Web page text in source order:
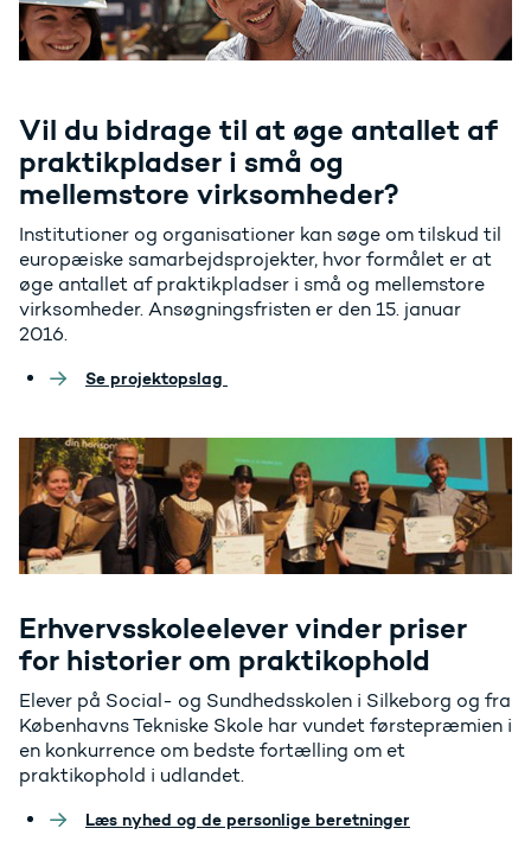
Vil du bidrage til at øge antallet af
praktikpladser i små og
mellemstore virksomheder?
Institutioner og organisationer kan søge om tilskud til
europæiske samarbejdsprojekter, hvor formålet er at
øge antallet af praktikpladser i små og mellemstore
virksomheder. Ansøgningsfristen er den 15. januar
2016.
Se projektopslag
Erhvervsskoleelever vinder priser
for historier om praktikophold
Elever på Social- og Sundhedsskolen i Silkeborg og fra
Københavns Tekniske Skole har vundet førstepræmien i
en konkurrence om bedste fortælling om et
praktikophold i udlandet.
Læs nyhed og de personlige beretninger